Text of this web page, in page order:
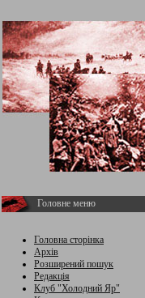
Головне меню
Головна сторінка
Архів
Розширений пошук
Редакція
Клуб "Холодний Яр"